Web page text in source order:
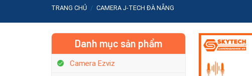
TRANG CHỦ / CAMERA J-TECH ĐÀ NẴNG
Danh mục sản phẩm
Camera Ezviz